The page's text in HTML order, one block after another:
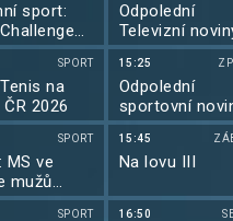
sport:
SPORT
na
2026
SPORT
MS ve
mužů
SPORT
Odpolední
Televizní
15:25
Odpolední
sportovní
15:45
Na lovu III
16:50